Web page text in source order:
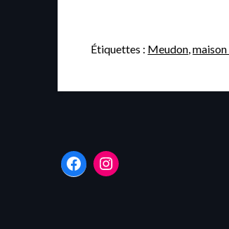
Étiquettes : Meudon,
FacebookInstagram